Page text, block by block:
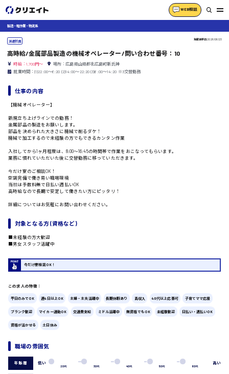
WEB相談
製造・軽作業・物流系
組立、加工
製造オペレーター
ピッキング・仕分け
軽作業
介護職
看護師
広島市中区
広島市東区
時給1200円～
製造・軽作業・物流系
派遣社員 掲載更新日2026/06/23
高時給/金属部品製造の機械オペレーター/問い合わせ番号：10
時給：1,700円～
場所：広島県山県郡北広島町新氏神
就業時間：(1)22:00〜6:20 (2)14:00〜22:20 (3)6:00〜14:20 ※3交替勤務
仕事の内容
【機械オペレーター】
新規立ち上げラインでの勤務！
金属部品の製造をお願いします。
部品を決められた大きさに機械で削るダケ！
機械で加工するので未経験の方でもできるカンタン作業
入社してから1ヶ月程度は、8:00〜16:45の時間帯で作業をおこなってもらいます。
業務に慣れていただいた後に交替勤務に移っていただきます。
今だけ寮のご相談OK！
空調完備で働き易い職場環境
当社は手数料無で日払い週払いOK
高時給なので長期で安定して働きたい方にピッタリ！
詳細についてはお気軽にお問い合わせください。
対象となる方 (資格など)
■未経験の方大歓迎
■男女スタッフ活躍中
今だけ寮相談OK！
この求人の特徴：
平日のみでOK 週4日以上OK 主婦・主夫活躍中 長期休暇あり 高収入 40代以上応募可 子育てママ応援
ブランク歓迎 マイカー通勤OK 交通費支給 ミドル活躍中 無資格でもOK 未経験歓迎 日払い・週払いOK
資格が活かせる 土日休み
職場の雰囲気
年齢層 低い
20代 30代 40代 50代 60代
高い